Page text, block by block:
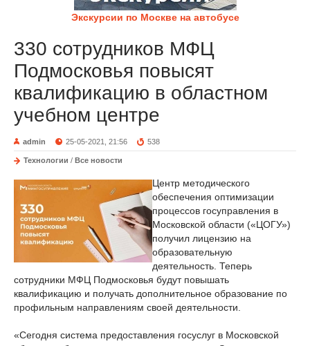
Экскурсии по Москве на автобусе
330 сотрудников МФЦ
Подмосковья повысят
квалификацию в областном
учебном центре
admin 25-05-2021, 21:56 538
Технологии / Все новости
Центр методического
обеспечения оптимизации
процессов госуправления в
Московской области («ЦОГУ»)
получил лицензию на
образовательную
деятельность. Теперь
сотрудники МФЦ Подмосковья будут повышать
квалификацию и получать дополнительное образование по
профильным направлениям своей деятельности.
«Сегодня система предоставления госуслуг в Московской